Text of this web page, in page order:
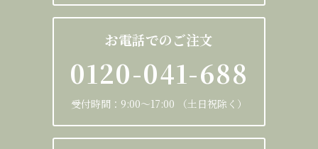
お電話でのご注文
0120-041-688
受付時間：9:00～17:00 （土日祝除く）